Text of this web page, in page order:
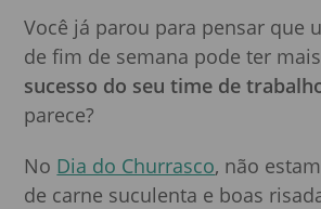
Você já parou para pensar que
de fim de semana pode ter
sucesso do seu time de
parece?
No Dia do Churrasco, não
de carne suculenta e boas